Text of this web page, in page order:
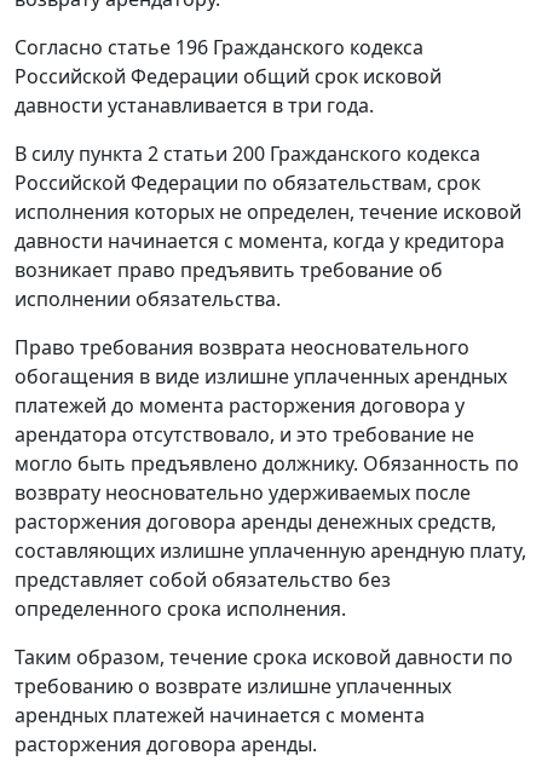
Согласно статье 196 Гражданского кодекса
Российской Федерации общий срок исковой
давности устанавливается в три года.
В силу пункта 2 статьи 200 Гражданского кодекса
Российской Федерации по обязательствам, срок
исполнения которых не определен, течение исковой
давности начинается с момента, когда у кредитора
возникает право предъявить требование об
исполнении обязательства.
Право требования возврата неосновательного
обогащения в виде излишне уплаченных арендных
платежей до момента расторжения договора у
арендатора отсутствовало, и это требование не
могло быть предъявлено должнику. Обязанность по
возврату неосновательно удерживаемых после
расторжения договора аренды денежных средств,
составляющих излишне уплаченную арендную плату,
представляет собой обязательство без
определенного срока исполнения.
Таким образом, течение срока исковой давности по
требованию о возврате излишне уплаченных
арендных платежей начинается с момента
расторжения договора аренды.